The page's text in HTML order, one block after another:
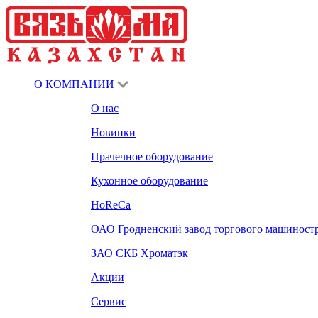
О КОМПАНИИ
О нас
Новинки
Прачечное оборудование
Кухонное оборудование
HoReCa
ОАО Гродненский завод торгового
ЗАО СКБ Хроматэк
Акции
Сервис